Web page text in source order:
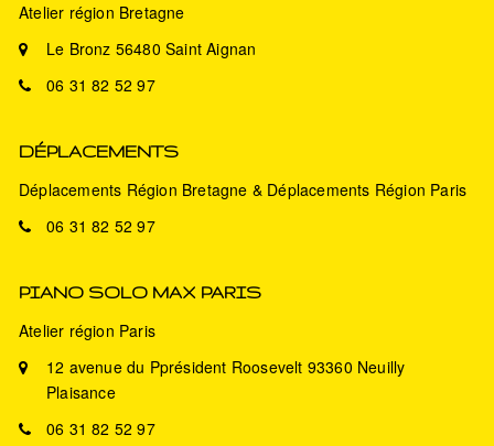
Atelier région Bretagne
Le Bronz 56480 Saint Aignan
06 31 82 52 97
DÉPLACEMENTS
Déplacements Région Bretagne & Déplacements Région Paris
06 31 82 52 97
PIANO SOLO MAX PARIS
Atelier région Paris
12 avenue du Pprésident Roosevelt 93360 Neuilly
Plaisance
06 31 82 52 97